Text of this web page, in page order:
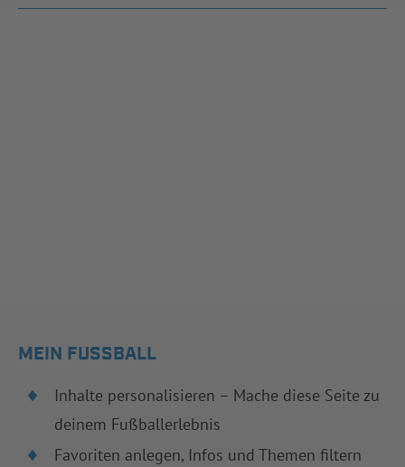
MEIN FUSSBALL
Inhalte personalisieren – Mache diese Seite zu
deinem Fußballerlebnis
Favoriten anlegen, Infos und Themen filtern